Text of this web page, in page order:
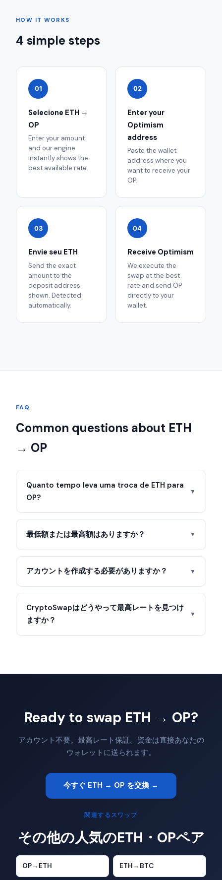
HOW IT WORKS
4 simple steps
01
Selecione ETH →
OP
Enter your amount
and our engine
instantly shows the
best available rate.
02
Enter your
Optimism
address
Paste the wallet
address where you
want to receive your
OP.
03
Envie seu ETH
Send the exact
amount to the
deposit address
shown. Detected
automatically.
04
Receive Optimism
We execute the
swap at the best
rate and send OP
directly to your
wallet.
FAQ
Common questions about ETH
→ OP
Quanto tempo leva uma troca de ETH para
OP?
▼
最低額または最高額はありますか？ ▼
アカウントを作成する必要がありますか？ ▼
CryptoSwapはどうやって最高レートを見つけ
ますか？
▼
Ready to swap ETH → OP?
アカウント不要。最高レート保証。資金は直接あなたの
ウォレットに送られます。
今すぐ ETH → OP を交換 →
関連するスワップ
その他の人気のETH・OPペア
OP→ ETH ETH → BTC